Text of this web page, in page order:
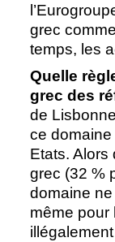
grec
temps, les
Quelle
grec des
de
ce
Etats. Alors
grec (32 %
domaine
même pour